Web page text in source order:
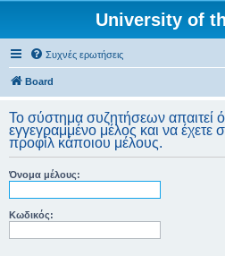
University of
Συχνές ερωτήσεις
Board
Το σύστημα συζητήσεων απαιτεί
εγγεγραμμένο μέλος και να έχετε
προφίλ κάποιου μέλους.
Όνομα μέλους:
Κωδικός: